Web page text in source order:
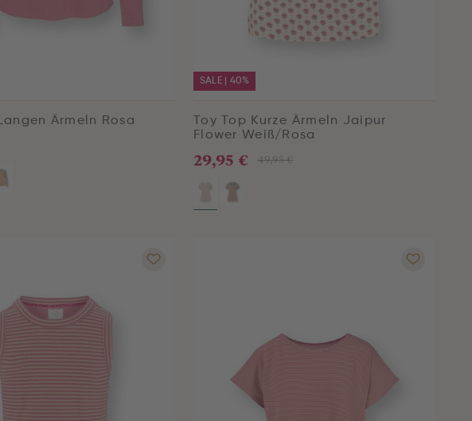
Ärmeln Rosa
SALE | 40%
Toy Top Kurze Ärmeln Jaipur
Flower Weiß/Rosa
49,95 €
29,95 €